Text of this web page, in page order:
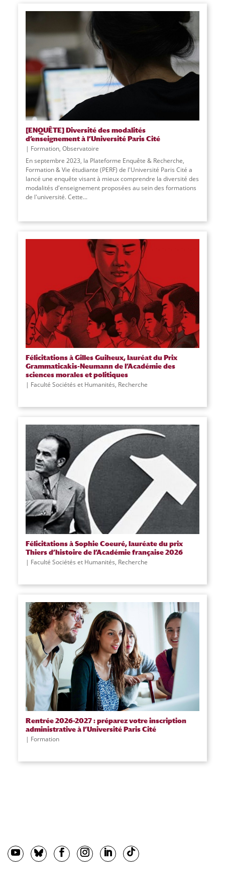
[ENQUÊTE] Diversité des modalités
d’enseignement à l’Université Paris Cité
Formation, Observatoire
En septembre 2023, la Plateforme Enquête & Recherche,
Formation & Vie étudiante (PERF) de l'Université Paris Cité a
lancé une enquête visant à mieux comprendre la diversité des
modalités d'enseignement proposées au sein des formations
de l'université. Cette...
Félicitations à Gilles Guiheux, lauréat du Prix
Grammaticakis-Neumann de l’Académie des
sciences morales et politiques
Faculté Sociétés et Humanités, Recherche
Félicitations à Sophie Coeuré, lauréate du prix
Thiers d’histoire de l’Académie française 2026
Faculté Sociétés et Humanités, Recherche
Rentrée 2026-2027 : préparez votre inscription
administrative à l’Université Paris Cité
Formation